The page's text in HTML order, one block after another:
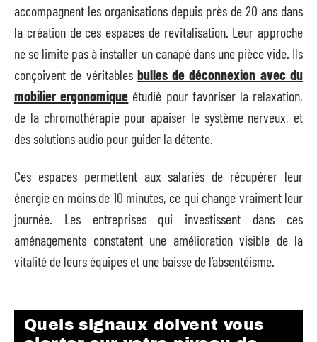
accompagnent les organisations depuis près de 20 ans dans
la création de ces espaces de revitalisation. Leur approche
ne se limite pas à installer un canapé dans une pièce vide. Ils
conçoivent de véritables bulles de déconnexion avec du
mobilier ergonomique étudié pour favoriser la relaxation,
de la chromothérapie pour apaiser le système nerveux, et
des solutions audio pour guider la détente.
Ces espaces permettent aux salariés de récupérer leur
énergie en moins de 10 minutes, ce qui change vraiment leur
journée. Les entreprises qui investissent dans ces
aménagements constatent une amélioration visible de la
vitalité de leurs équipes et une baisse de l’absentéisme.
Quels signaux doivent vous